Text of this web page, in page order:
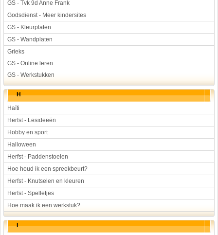
GS - Tvk 9d Anne Frank
Godsdienst - Meer kindersites
GS - Kleurplaten
GS - Wandplaten
Grieks
GS - Online leren
GS - Werkstukken
H
Haïti
Herfst - Lesideeën
Hobby en sport
Halloween
Herfst - Paddenstoelen
Hoe houd ik een spreekbeurt?
Herfst - Knutselen en kleuren
Herfst - Spelletjes
Hoe maak ik een werkstuk?
I